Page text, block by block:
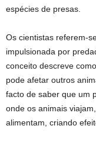
espécies de presas.
Os cientistas referem-
impulsionada por
conceito descreve
pode afetar outros
facto de saber que um
onde os animais
alimentam, criando